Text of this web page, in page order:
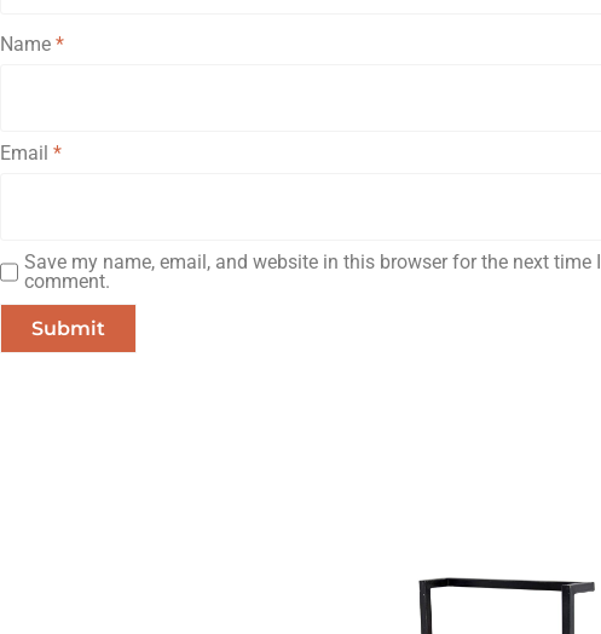
Name*
Email*
Save my name, email, and website in this browser for the next time I
comment.